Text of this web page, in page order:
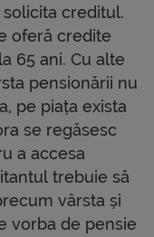
creditul.
oferă credite
65 ani. Cu alte
pensionării nu
pe piața exista
se regăsesc
a accesa
trebuie să
vârsta și
vorba de pensie